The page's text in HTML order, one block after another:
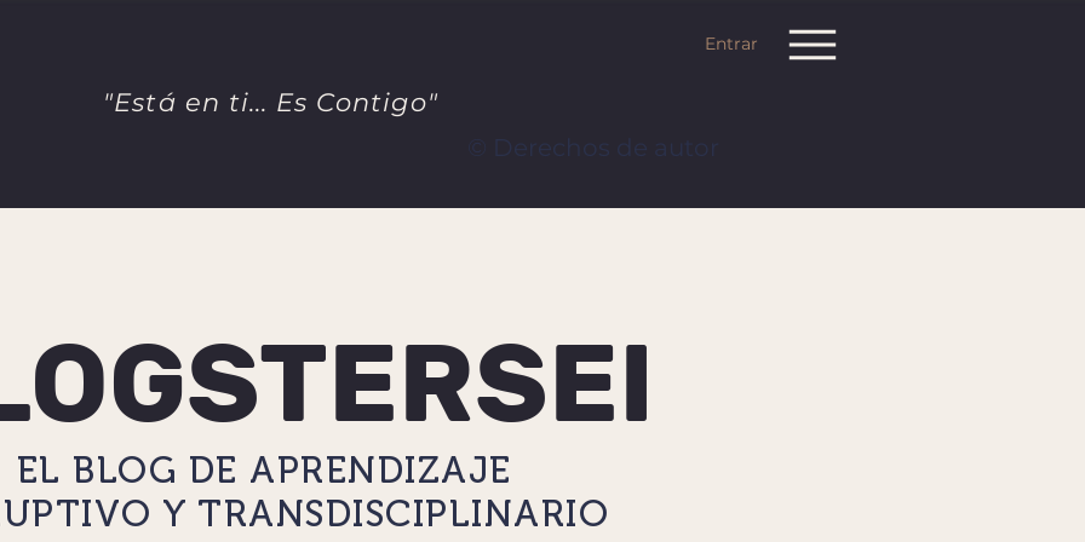
Entrar
"Está en ti... Es Contigo"
© Derechos de autor
EL BLOG DE APRENDIZAJE
Y TRANSDISCIPLINARIO